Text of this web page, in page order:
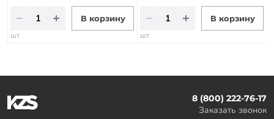
В корзину
шт
В корзину
шт
8 (800) 222-76-17
Заказать звонок